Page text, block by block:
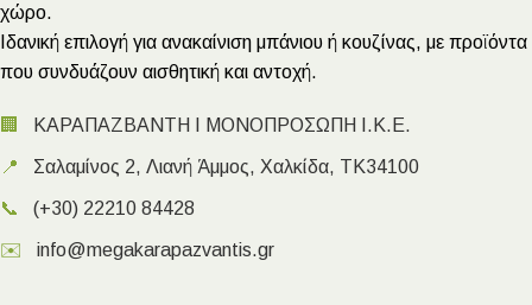
χώρο.
Ιδανική επιλογή για ανακαίνιση μπάνιου ή κουζίνας, με προϊόντα
που συνδυάζουν αισθητική και αντοχή.
🏢 ΚΑΡΑΠΑΖΒΑΝΤΗ Ι ΜΟΝΟΠΡΟΣΩΠΗ Ι.Κ.Ε.
📍 Σαλαμίνος 2, Λιανή Άμμος, Χαλκίδα, ΤΚ34100
📞 (+30) 22210 84428
✉️ info@megakarapazvantis.gr